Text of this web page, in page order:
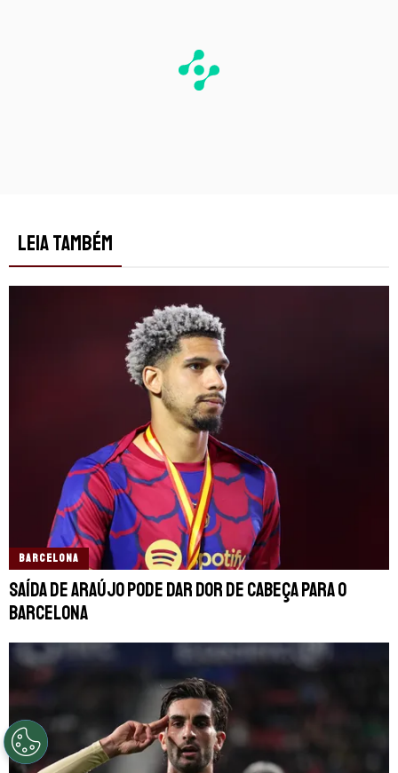
LEIA TAMBÉM
BARCELONA
Saída de Araújo pode dar dor de cabeça para o
Barcelona